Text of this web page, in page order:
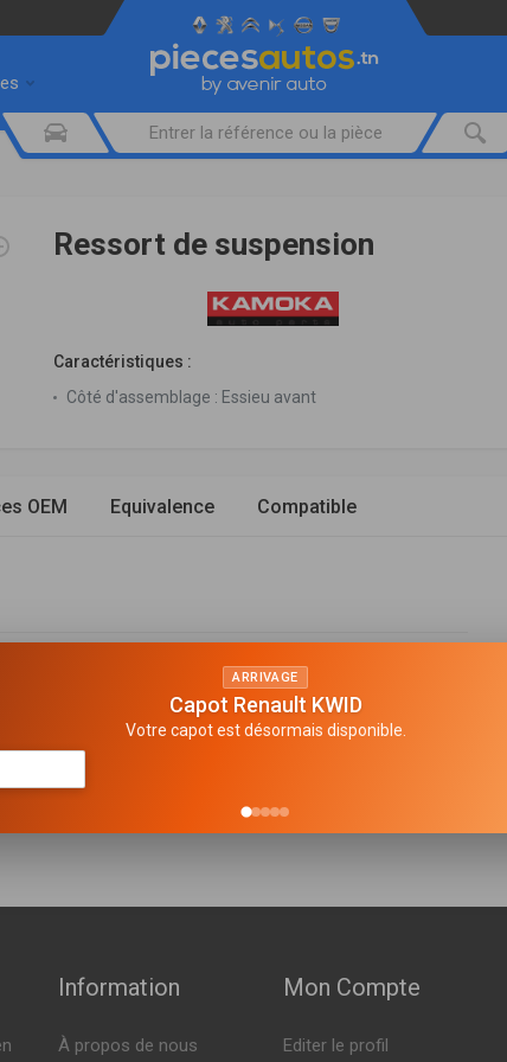
Ressort de suspension
Caractéristiques :
Côté d'assemblage : Essieu avant
OEM Equivalence Compatible
( 04-2012 > en cours )
06-2010 > en cours )
06-2010 > en cours )
Information
À propos de nous
Mon Compte
Editer le profil
ARRIVAGE
Capot Renault KWID
Votre capot est désormais disponible.